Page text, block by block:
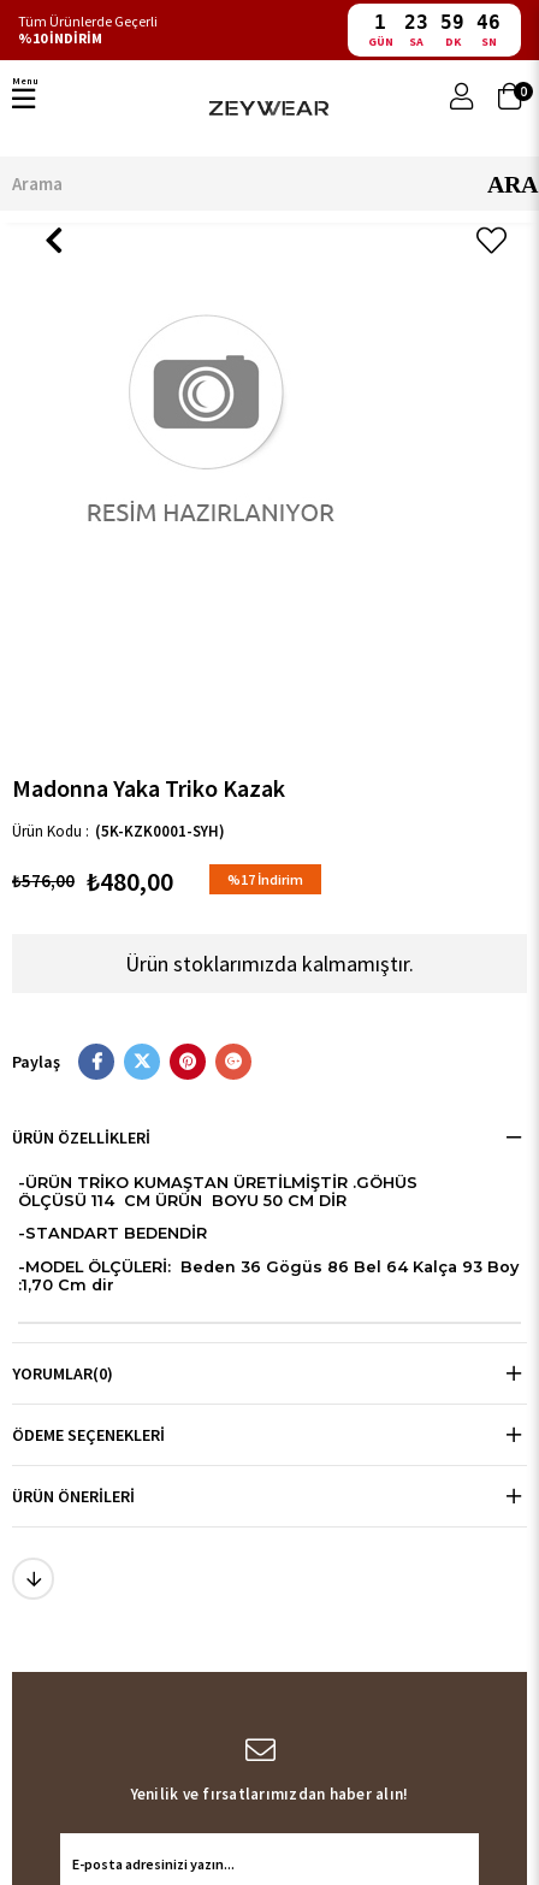
Tüm Ürünlerde Geçerli
%10 İNDİRİM
1
GÜN
23
SA
59
DK
46
SN
0
Menu
Madonna Yaka Triko Kazak
(5K-KZK0001-SYH)
₺576,00 ₺480,00 %17 İndirim
Ürün stoklarımızda kalmamıştır.
Paylaş
ÜRÜN ÖZELLIKLERI
-ÜRÜN TRİKO KUMAŞTAN ÜRETİLMİŞTİR .GÖHÜS
ÖLÇÜSÜ 114 CM ÜRÜN BOYU 50 CM DİR
-STANDART BEDENDİR
-MODEL ÖLÇÜLERİ: Beden 36 Gögüs 86 Bel 64 Kalça 93 Boy
:1,70 Cm dir
YORUMLAR(0)
ÖDEME SEÇENEKLERI
ÜRÜN ÖNERILERI
Yenilik ve fırsatlarımızdan haber alın!